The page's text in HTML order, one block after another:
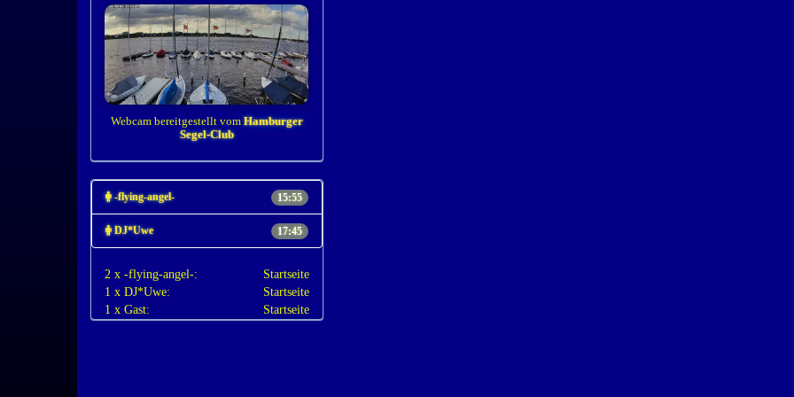
Webcam bereitgestellt vom Hamburger
Segel-Club
-flying-angel- 15:55
DJ*Uwe 17:45
2 x -flying-angel-:
Startseite
1 x DJ*Uwe:
Startseite
1 x Gast:
Startseite